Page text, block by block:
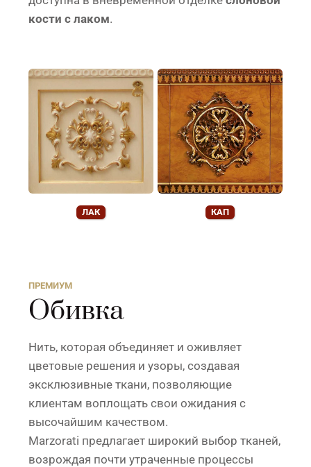
кости с лаком.
ЛАК КАП
ПРЕМИУМ
Обивка
Нить, которая объединяет и оживляет
цветовые решения и узоры, создавая
эксклюзивные ткани, позволяющие
клиентам воплощать свои ожидания с
высочайшим качеством.
Marzorati предлагает широкий выбор тканей,
возрождая почти утраченные процессы